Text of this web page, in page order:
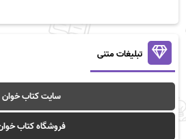
تبلیغات متنی
سایت کتاب خوان
فروشگاه کتاب